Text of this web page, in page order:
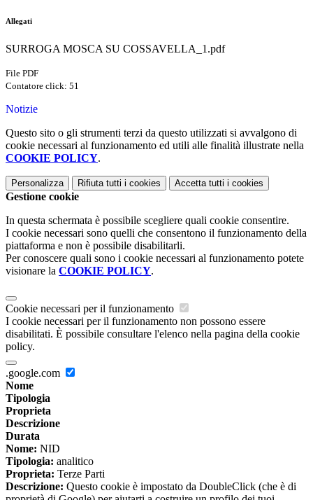
Allegati
SURROGA MOSCA SU COSSAVELLA_1.pdf
File PDF
Contatore click: 51
Notizie
Questo sito o gli strumenti terzi da questo utilizzati si avvalgono di
cookie necessari al funzionamento ed utili alle finalità illustrate nella
COOKIE POLICY.
Personalizza Rifiuta tutti i cookies Accetta tutti i cookies
Gestione cookie
In questa schermata è possibile scegliere quali cookie consentire.
I cookie necessari sono quelli che consentono il funzionamento della
piattaforma e non è possibile disabilitarli.
Per conoscere quali sono i cookie necessari al funzionamento potete
visionare la COOKIE POLICY.
Cookie necessari per il funzionamento
I cookie necessari per il funzionamento non possono essere
disabilitati. È possibile consultare l'elenco nella pagina della cookie
policy.
.google.com
Nome
Tipologia
Proprieta
Descrizione
Durata
Nome: NID
Tipologia: analitico
Proprieta: Terze Parti
Descrizione: Questo cookie è impostato da DoubleClick (che è di